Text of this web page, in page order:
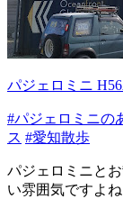
パジェロミニ
#パジェロミニの
ス #愛知散歩
パジェロミニと
い雰囲気ですよ